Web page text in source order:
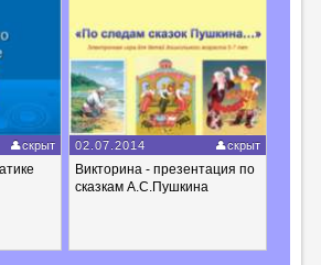
скрыт 02.07.2014 скрыт
Викторина - презентация по
сказкам А.С.Пушкина